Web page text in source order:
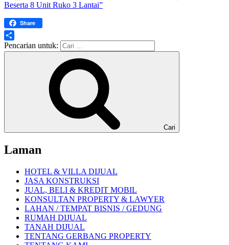
Beserta 8 Unit Ruko 3 Lantai”
Share
Share
Pencarian untuk:
Cari
Laman
HOTEL & VILLA DIJUAL
JASA KONSTRUKSI
JUAL, BELI & KREDIT MOBIL
KONSULTAN PROPERTY & LAWYER
LAHAN / TEMPAT BISNIS / GEDUNG
RUMAH DIJUAL
TANAH DIJUAL
TENTANG GERBANG PROPERTY